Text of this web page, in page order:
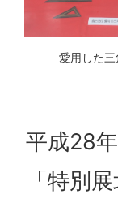
愛用した三
平成28
「特別